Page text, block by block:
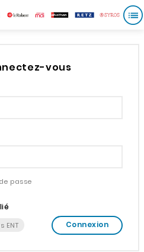
vous
passe
ENT Connexion